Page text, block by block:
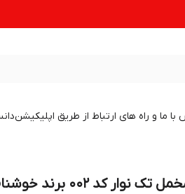
با ما و راه های ارتباط از طریق اپلیکیشن
روبالشی مخمل تک نوار کد 002 برند